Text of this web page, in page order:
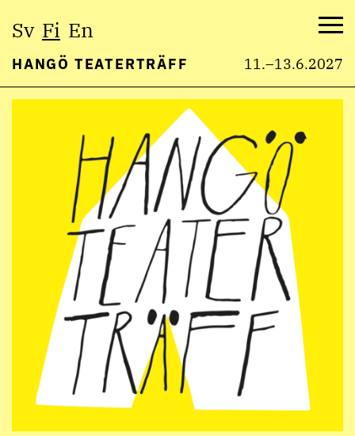
Sv Fi En
HANGÖ TEATERTRÄFF 11.–13.6.2027